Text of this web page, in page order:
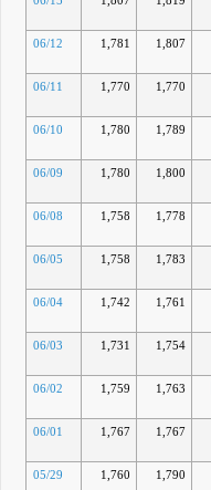
06/12 1,781 1,807
06/11 1,770 1,770
06/10 1,780 1,789
06/09 1,780 1,800
06/08 1,758 1,778
06/05 1,758 1,783
06/04 1,742 1,761
06/03 1,731 1,754
06/02 1,759 1,763
06/01 1,767 1,767
05/29 1,760 1,790